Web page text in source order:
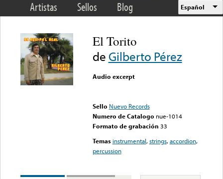
Artistas
Sellos Blog Español
El Torito
de Gilberto Pérez
Audio excerpt
Sello Nuevo Records
Numero de Catalogo nue-1014
Formato de grabación 33
Temas instrumental,strings,accordion,
percussion